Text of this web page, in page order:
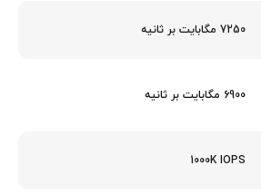
7250 مگابایت بر ثانیه
6900 مگابایت بر ثانیه
1000K IOPS